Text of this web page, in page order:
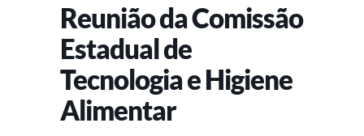
Reunião da Comissão
Estadual de
Tecnologia e Higiene
Alimentar